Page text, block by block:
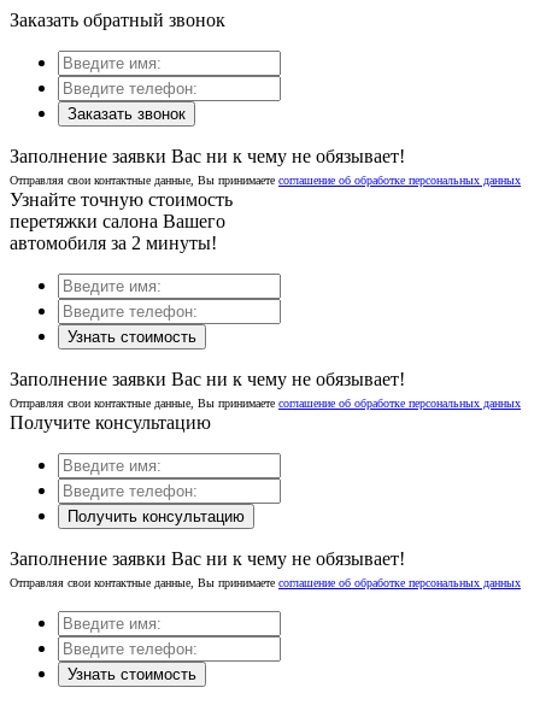
Заказать обратный звонок
Заказать звонок
Заполнение заявки Вас ни к чему не обязывает!
Отправляя свои контактные данные, Вы принимаете соглашение об обработке персональных данных
Узнайте точную стоимость
перетяжки салона Вашего
автомобиля за 2 минуты!
Узнать стоимость
Заполнение заявки Вас ни к чему не обязывает!
Отправляя свои контактные данные, Вы принимаете соглашение об обработке персональных данных
Получите консультацию
Получить консультацию
Заполнение заявки Вас ни к чему не обязывает!
Отправляя свои контактные данные, Вы принимаете соглашение об обработке персональных данных
Узнать стоимость